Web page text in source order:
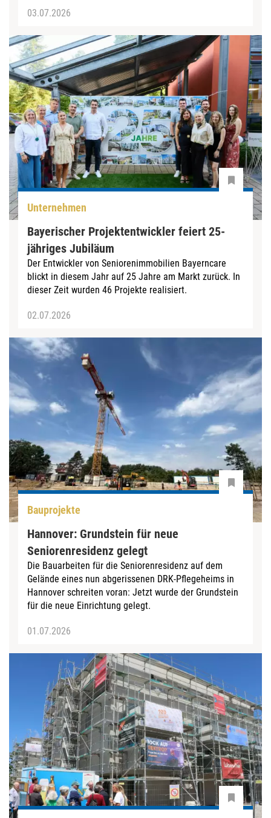
03.07.2026
Unternehmen
Bayerischer Projektentwickler feiert 25-
jähriges Jubiläum
Der Entwickler von Seniorenimmobilien Bayerncare
blickt in diesem Jahr auf 25 Jahre am Markt zurück. In
dieser Zeit wurden 46 Projekte realisiert.
02.07.2026
Bauprojekte
Hannover: Grundstein für neue
Seniorenresidenz gelegt
Die Bauarbeiten für die Seniorenresidenz auf dem
Gelände eines nun abgerissenen DRK-Pflegeheims in
Hannover schreiten voran: Jetzt wurde der Grundstein
für die neue Einrichtung gelegt.
01.07.2026